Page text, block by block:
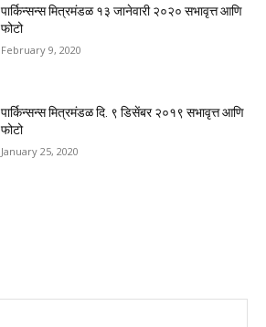
पार्किन्सन्स मित्रमंडळ १३ जानेवारी २०२० सभावृत्त आणि
फोटो
February 9, 2020
पार्किन्सन्स मित्रमंडळ दि. ९ डिसेंबर २०१९ सभावृत्त आणि
फोटो
January 25, 2020